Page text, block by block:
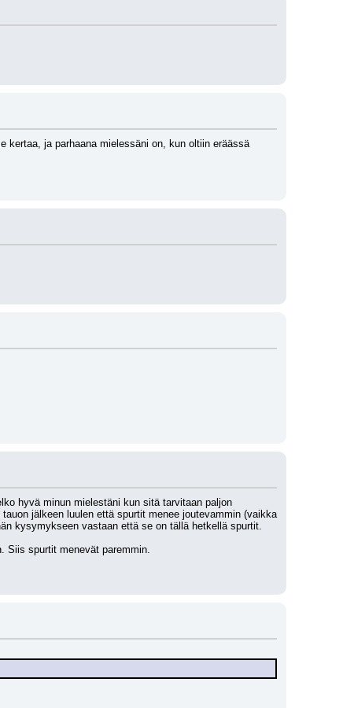
kertaa, ja parhaana mielessäni on, kun oltiin eräässä
hyvä minun mielestäni kun sitä tarvitaan paljon
jälkeen luulen että spurtit menee joutevammin (vaikka
kysymykseen vastaan että se on tällä hetkellä spurtit.
Siis spurtit menevät paremmin.